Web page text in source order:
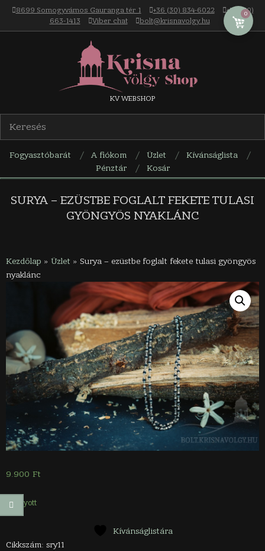
Skip
content
8699 Somogyvámos Gauranga tér 1 +36 (30) 834-6022
+36 (30)
663-1413
Viber chat bolt@krisnavolgy.hu
Krisna-
völgy
webáruház
KV WEBSHOP
Fogyasztóbarát A fiókom Üzlet
Kívánságlista
Pénztár
Kosár
MenuSURYA – EZÜSTBE FOGLALT FEKETE TULASI
GYÖNGYÖS NYAKLÁNC
Kezdőlap » Üzlet » Surya – ezüstbe foglalt fekete tulasi gyöngyös
nyaklánc
9.900 Ft
Elfogyott
Kívánságlistára
Cikkszám: sry11
0